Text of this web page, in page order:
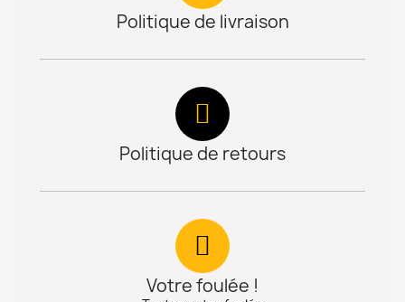
Politique de livraison
Politique de retours
Votre foulée !